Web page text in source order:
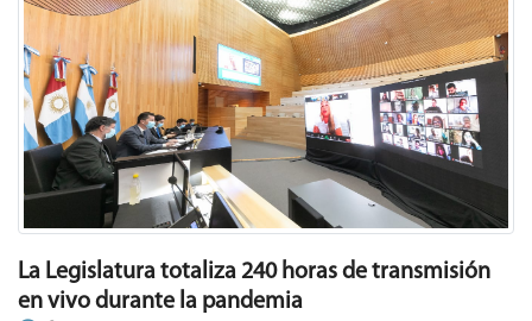
La Legislatura totaliza 240 horas de transmisión
en vivo durante la pandemia